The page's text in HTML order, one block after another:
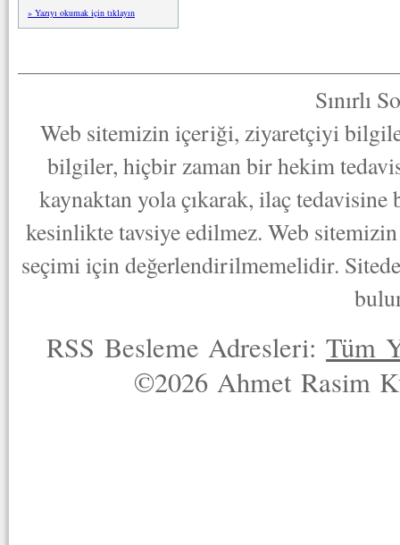
» Yazıyı okumak için tıklayın
Sınırlı
Web sitemizin içeriği, ziyaretçiyi
bilgiler, hiçbir zaman bir hekim
kaynaktan yola çıkarak, ilaç
kesinlikte tavsiye edilmez. Web
seçimi için değerlendirilmemelidir.
RSS Besleme Adresleri:Tüm
©2026 Ahmet Rasim